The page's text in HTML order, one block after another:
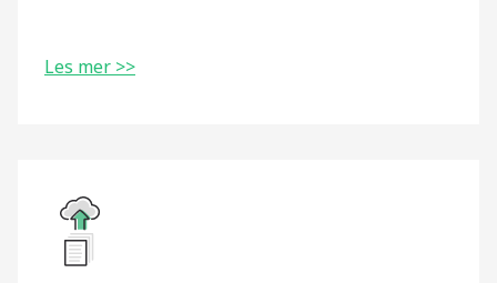
Les mer >>